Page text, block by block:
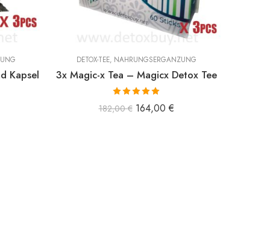
Kapsel
DETOX-TEE, NAHRUNGSERGÄNZUNG
3x Magic-x Tea – Magicx Detox Tee
Bewertet mit
von 5
182,00€ 164,00 €